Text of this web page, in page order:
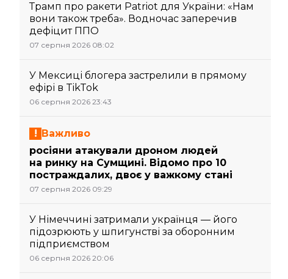
Трамп про ракети Patriot для України: «Нам
вони також треба». Водночас заперечив
дефіцит ППО
07 серпня 2026 08:02
У Мексиці блогера застрелили в прямому
ефірі в TikTok
06 серпня 2026 23:43
Важливо
росіяни атакували дроном людей
на ринку на Сумщині. Відомо про 10
постраждалих, двоє у важкому стані
07 серпня 2026 09:29
У Німеччині затримали українця — його
підозрюють у шпигунстві за оборонним
підприємством
06 серпня 2026 20:06